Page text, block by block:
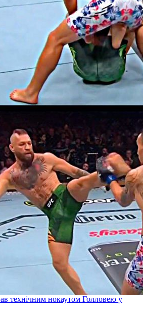
технічним нокаутом Голловею у